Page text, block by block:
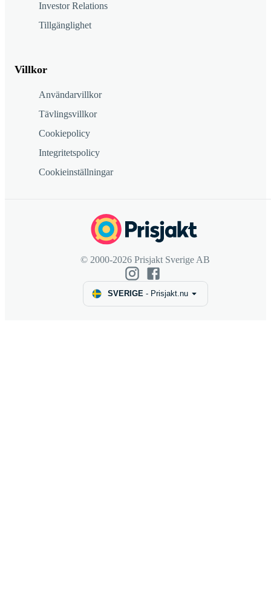
Investor Relations
Tillgänglighet
Villkor
Användarvillkor
Tävlingsvillkor
Cookiepolicy
Integritetspolicy
Cookieinställningar
© 2000-2026 Prisjakt Sverige AB
SVERIGE- Prisjakt.nu